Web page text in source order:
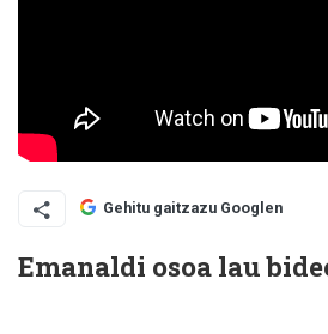
Gehitu gaitzazu Googlen
Emanaldi osoa lau